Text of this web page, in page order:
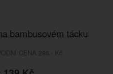
bambusovém tácku
CENA 286.- Kč